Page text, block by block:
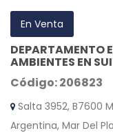
En Venta
DEPARTAMENTO
AMBIENTES EN
Código: 206823
Salta 3952, B7600
Argentina, Mar Del